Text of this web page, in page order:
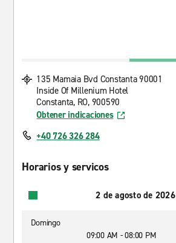
135 Mamaia Bvd Constanta 90001
Inside Of Millenium Hotel
Constanta, RO, 900590
Obtener indicaciones
+40 726 326 284
Horarios y servicos
2 de agosto de 2026
Domingo
09:00 AM - 08:00 PM